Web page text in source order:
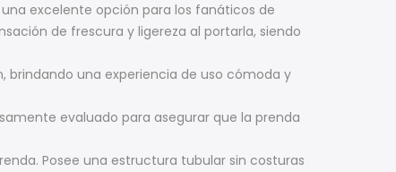
una excelente opción para los fanáticos de
de frescura y ligereza al portarla, siendo
brindando una experiencia de uso cómoda y
evaluado para asegurar que la prenda
Posee una estructura tubular sin costuras